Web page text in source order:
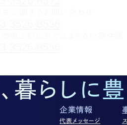
暮らしに
企業情報
代表メッセージ